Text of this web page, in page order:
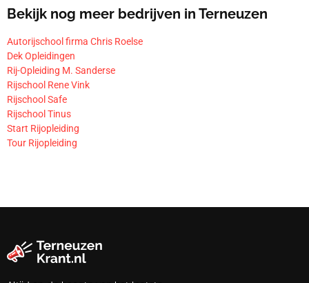
Bekijk nog meer bedrijven in Terneuzen
Autorijschool firma Chris Roelse
Dek Opleidingen
Rij-Opleiding M. Sanderse
Rijschool Rene Vink
Rijschool Safe
Rijschool Tinus
Start Rijopleiding
Tour Rijopleiding